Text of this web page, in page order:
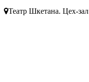
Театр Шкетана. Цех-зал